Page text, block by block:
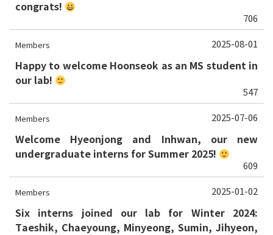
congrats!
706
Members
Happy to welcome Hoonseok as an MS student in
our lab!
547
2025-08-01
Members
Welcome Hyeonjong and Inhwan, our new
undergraduate interns for Summer 2025!
609
2025-07-06
Members
Six interns joined our lab for Winter 2024:
Taeshik, Chaeyoung, Minyeong, Sumin, Jihyeon,
2025-01-02